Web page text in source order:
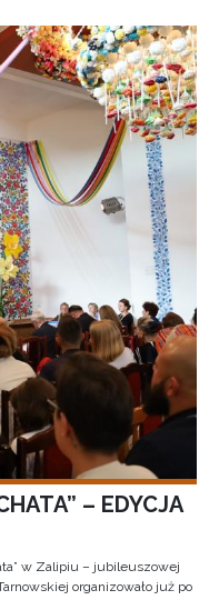
– EDYCJA
w Zalipiu – jubileuszowej
organizowało już po